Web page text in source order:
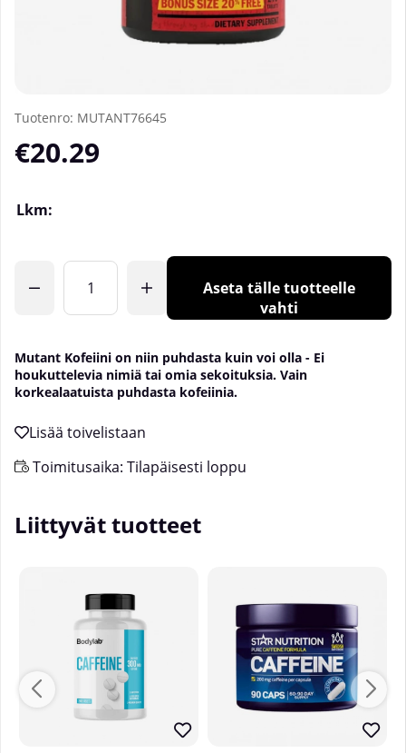
Tuotenro: MUTANT76645
€20.29
Lkm:
Aseta tälle tuotteelle
vahti
Mutant Kofeiini on niin puhdasta kuin voi olla - Ei
houkuttelevia nimiä tai omia sekoituksia. Vain
korkealaatuista puhdasta kofeiinia.
Toimitusaika: Tilapäisesti loppu
Liittyvät tuotteet